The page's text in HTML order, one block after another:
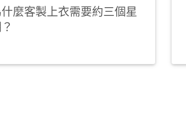
麼客製上衣需要約三個星